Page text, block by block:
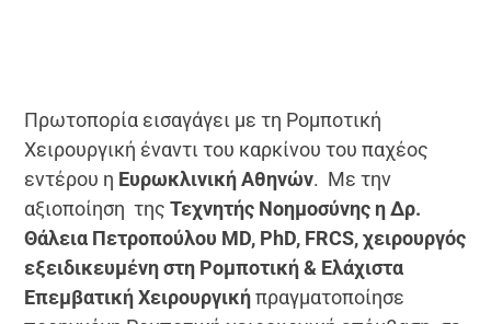
Πρωτοπορία εισαγάγει με τη Ρομποτική
Χειρουργική έναντι του καρκίνου του παχέος
εντέρου η Ευρωκλινική Αθηνών. Με την
αξιοποίηση τηςΤεχνητής Νοημοσύνης η Δρ.
Θάλεια Πετροπούλου MD, PhD, FRCS, χειρουργός
εξειδικευμένη στη Ρομποτική & Ελάχιστα
Επεμβατική Χειρουργικήπραγματοποίησε